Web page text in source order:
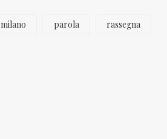
milano parola
rassegna